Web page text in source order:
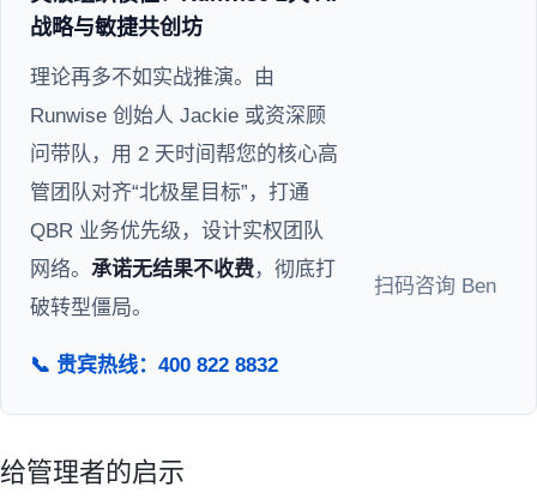
战略与敏捷共创坊
理论再多不如实战推演。由
Runwise 创始人 Jackie 或资深顾
问带队，用 2 天时间帮您的核心高
管团队对齐“北极星目标”，打通
QBR 业务优先级，设计实权团队
网络。 承诺无结果不收费，彻底打
破转型僵局。
📞 贵宾热线：400 822 8832
扫码咨询 Ben
给管理者的启示